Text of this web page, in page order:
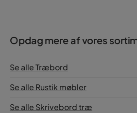
Opdag mere af vores
Se alle Træbord
Se alle Rustik møbler
Se alle Skrivebord træ